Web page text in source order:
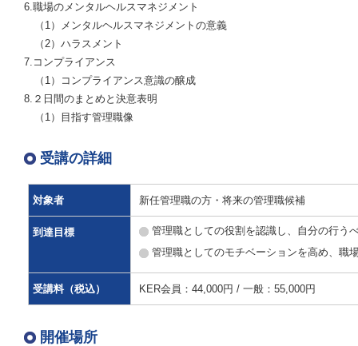
6.職場のメンタルヘルスマネジメント
（1）メンタルヘルスマネジメントの意義
（2）ハラスメント
7.コンプライアンス
（1）コンプライアンス意識の醸成
8.２日間のまとめと決意表明
（1）目指す管理職像
受講の詳細
対象者 新任管理職の方・将来の管理職候補
到達目標
管理職としての役割を認識し、自分の行う
管理職としてのモチベーションを高め、職
受講料（税込） KER会員：44,000円 / 一般：55,000円
開催場所